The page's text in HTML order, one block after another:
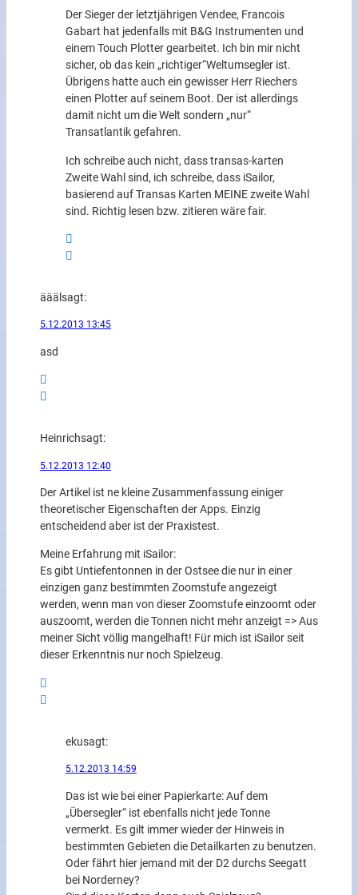
Der Sieger der letztjährigen Vendee, Francois
Gabart hat jedenfalls mit B&G Instrumenten und
einem Touch Plotter gearbeitet. Ich bin mir nicht
sicher, ob das kein „richtiger“Weltumsegler ist.
Übrigens hatte auch ein gewisser Herr Riechers
einen Plotter auf seinem Boot. Der ist allerdings
damit nicht um die Welt sondern „nur“
Transatlantik gefahren.
Ich schreibe auch nicht, dass transas-karten
Zweite Wahl sind, ich schreibe, dass iSailor,
basierend auf Transas Karten MEINE zweite Wahl
sind. Richtig lesen bzw. zitieren wäre fair.
äääl sagt:
5.12.2013 13:45
asd
Heinrichsagt:
5.12.2013 12:40
Der Artikel ist ne kleine Zusammenfassung einiger
theoretischer Eigenschaften der Apps. Einzig
entscheidend aber ist der Praxistest.
Meine Erfahrung mit iSailor:
Es gibt Untiefentonnen in der Ostsee die nur in einer
einzigen ganz bestimmten Zoomstufe angezeigt
werden, wenn man von dieser Zoomstufe einzoomt oder
auszoomt, werden die Tonnen nicht mehr anzeigt => Aus
meiner Sicht völlig mangelhaft! Für mich ist iSailor seit
dieser Erkenntnis nur noch Spielzeug.
ekusagt:
5.12.2013 14:59
Das ist wie bei einer Papierkarte: Auf dem
„Übersegler“ ist ebenfalls nicht jede Tonne
vermerkt. Es gilt immer wieder der Hinweis in
bestimmten Gebieten die Detailkarten zu benutzen.
Oder fährt hier jemand mit der D2 durchs Seegatt
bei Norderney?